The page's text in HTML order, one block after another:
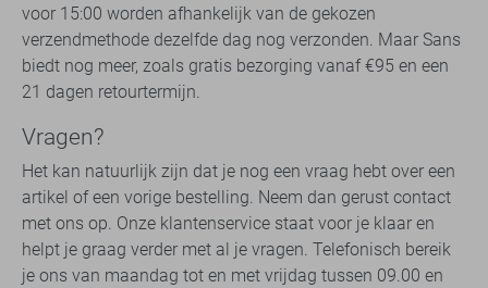
voor 15:00 worden afhankelijk van de gekozen
verzendmethode dezelfde dag nog verzonden. Maar Sans
biedt nog meer, zoals gratis bezorging vanaf €95 en een
21 dagen retourtermijn.
Vragen?
Het kan natuurlijk zijn dat je nog een vraag hebt over een
artikel of een vorige bestelling. Neem dan gerust contact
met ons op. Onze klantenservice staat voor je klaar en
helpt je graag verder met al je vragen. Telefonisch bereik
je ons van maandag tot en met vrijdag tussen 09.00 en